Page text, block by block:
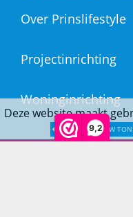
9,2
Deze website maakt
LATER OPNIEUW
Over Prinslifestyle
Projectinrichting
Woninginrichting